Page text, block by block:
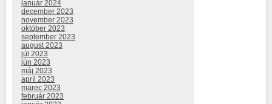
január 2024
december 2023
november 2023
október 2023
september 2023
august 2023
júl 2023
jún 2023
máj 2023
apríl 2023
marec 2023
február 2023